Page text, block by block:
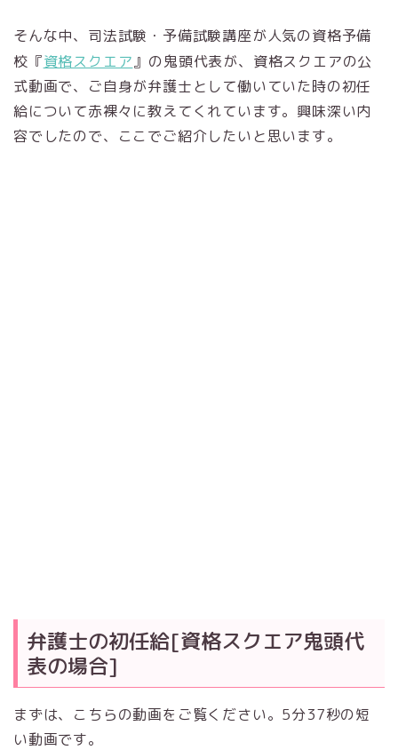
そんな中、司法試験・予備試験講座が人気の資格予備
校『資格スクエア』の鬼頭代表が、資格スクエアの公
式動画で、ご自身が弁護士として働いていた時の初任
給について赤裸々に教えてくれています。興味深い内
容でしたので、ここでご紹介したいと思います。
弁護士の初任給[資格スクエア鬼頭代
表の場合]
まずは、こちらの動画をご覧ください。5分37秒の短
い動画です。